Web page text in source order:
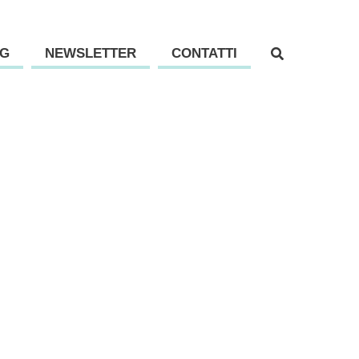
NEWSLETTER CONTATTI